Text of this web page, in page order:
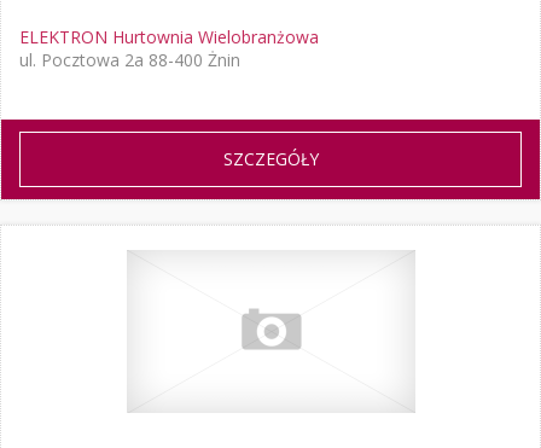
ELEKTRON Hurtownia Wielobranżowa
ul. Pocztowa 2a 88-400 Żnin
SZCZEGÓŁY